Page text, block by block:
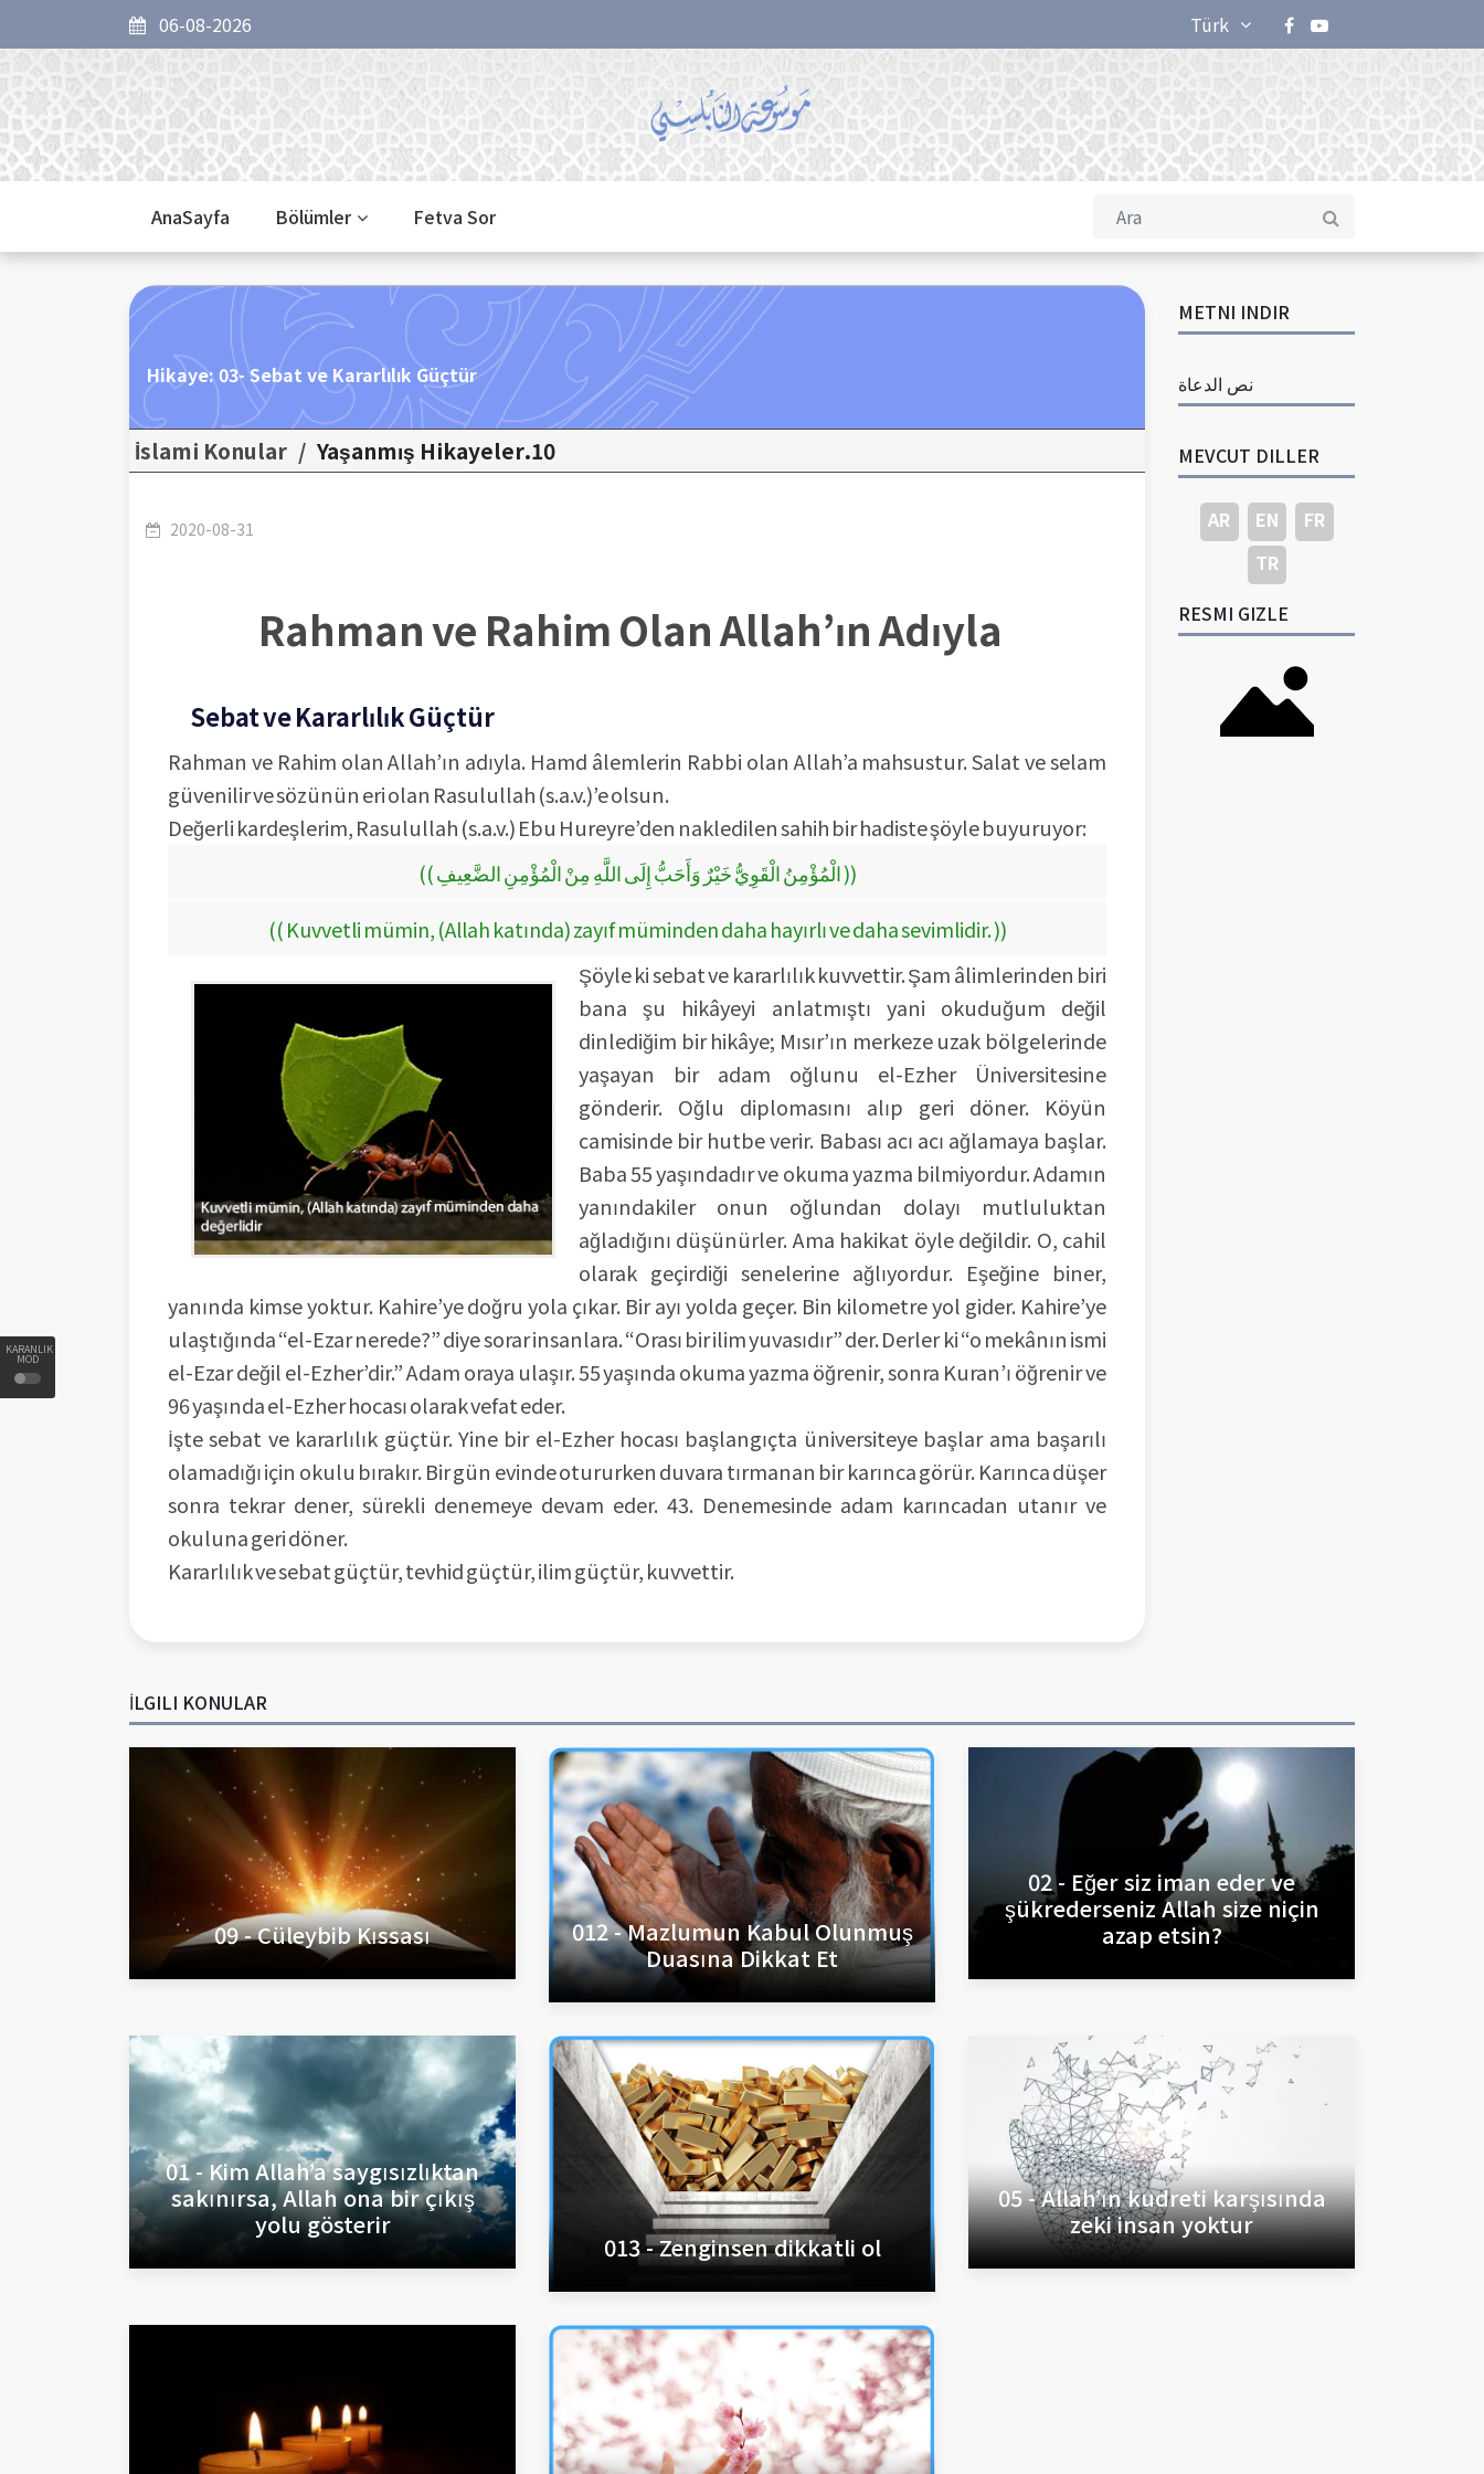
KARANLIK
MOD
06-08-2026 Türk
AnaSayfa Bölümler Fetva Sor
Hikaye: 03- Sebat ve Kararlılık Güçtür
İslami Konular / 10.Yaşanmış Hikayeler
2020-08-31
Rahman ve Rahim Olan Allah’ın Adıyla
Sebat ve Kararlılık Güçtür
Rahman ve Rahim olan Allah’ın adıyla. Hamd âlemlerin Rabbi olan Allah’a mahsustur. Salat ve selam
güvenilir ve sözünün eri olan Rasulullah (s.a.v.)’e olsun.
Değerli kardeşlerim, Rasulullah (s.a.v.) Ebu Hureyre’den nakledilen sahih bir hadiste şöyle buyuruyor:
(( الْمُؤْمِنُ الْقَوِيُّ خَيْرٌ وَأَحَبُّ إِلَى اللَّهِ مِنْ الْمُؤْمِنِ الضَّعِيفِ ))
(( Kuvvetli mümin, (Allah katında) zayıf müminden daha hayırlı ve daha sevimlidir. ))
Şöyle ki sebat ve kararlılık kuvvettir. Şam âlimlerinden biri
bana şu hikâyeyi anlatmıştı yani okuduğum değil
dinlediğim bir hikâye; Mısır’ın merkeze uzak bölgelerinde
yaşayan bir adam oğlunu el-Ezher Üniversitesine
gönderir. Oğlu diplomasını alıp geri döner. Köyün
camisinde bir hutbe verir. Babası acı acı ağlamaya başlar.
Baba 55 yaşındadır ve okuma yazma bilmiyordur. Adamın
yanındakiler onun oğlundan dolayı mutluluktan
ağladığını düşünürler. Ama hakikat öyle değildir. O, cahil
olarak geçirdiği senelerine ağlıyordur. Eşeğine biner,
yanında kimse yoktur. Kahire’ye doğru yola çıkar. Bir ayı yolda geçer. Bin kilometre yol gider. Kahire’ye
ulaştığında “el-Ezar nerede?” diye sorar insanlara. “Orası bir ilim yuvasıdır” der. Derler ki “o mekânın ismi
el-Ezar değil el-Ezher’dir.” Adam oraya ulaşır. 55 yaşında okuma yazma öğrenir, sonra Kuran’ı öğrenir ve
96 yaşında el-Ezher hocası olarak vefat eder.
İşte sebat ve kararlılık güçtür. Yine bir el-Ezher hocası başlangıçta üniversiteye başlar ama başarılı
olamadığı için okulu bırakır. Bir gün evinde otururken duvara tırmanan bir karınca görür. Karınca düşer
sonra tekrar dener, sürekli denemeye devam eder. 43. Denemesinde adam karıncadan utanır ve
okuluna geri döner.
Kararlılık ve sebat güçtür, tevhid güçtür, ilim güçtür, kuvvettir.
METNI INDIR
نص الدعاة
MEVCUT DILLER
AR EN
FR
TR
RESMI GIZLE
İLGILI KONULAR
09 - Cüleybib Kıssası
012 - Mazlumun Kabul Olunmuş
Duasına Dikkat Et
02 - Eğer siz iman eder ve
şükrederseniz Allah size niçin
azap etsin?
01 - Kim Allah’a saygısızlıktan
sakınırsa, Allah ona bir çıkış
yolu gösterir
013 - Zenginsen dikkatli ol
05 - Allah’ın kudreti karşısında
zeki insan yoktur